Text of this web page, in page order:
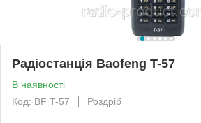
Радіостанція Baofeng T-57
В наявності
Код: BF T-57
Роздріб